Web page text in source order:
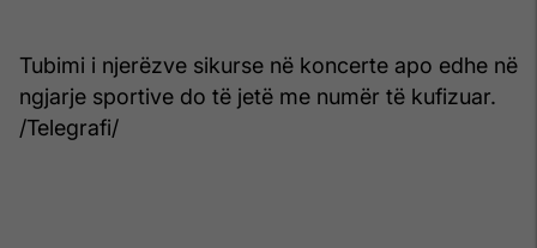
Tubimi i njerëzve sikurse në koncerte apo edhe në
ngjarje sportive do të jetë me numër të kufizuar.
/Telegrafi/